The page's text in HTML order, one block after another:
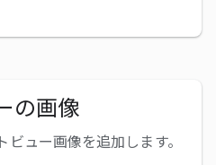
の画像
ビュー画像を追加します。